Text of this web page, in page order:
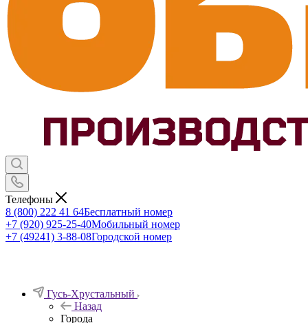
Телефоны
8 (800) 222 41 64Бесплатный номер
+7 (920) 925-25-40Мобильный номер
+7 (49241) 3-88-08Городской номер
Гусь-Хрустальный
Назад
Города